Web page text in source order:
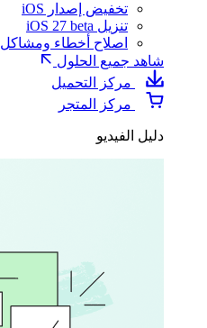
تخفيض إصدار iOS
تنزيل iOS 27 beta
اصلاح أخطاء ومشاكل iOS 27
شاهد جميع الحلول
مركز التحميل
مركز المتجر
دليل الفيديو